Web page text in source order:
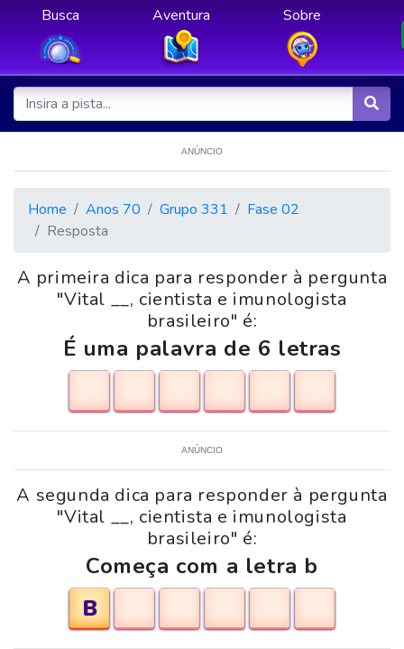
Busca Aventura Sobre
ANÚNCIO
Home Anos 70 Grupo 331
Fase 02
Resposta
A primeira dica para responder à pergunta
"Vital __, cientista e imunologista
brasileiro" é:
É uma palavra de 6 letras
ANÚNCIO
A segunda dica para responder à pergunta
"Vital __, cientista e imunologista
brasileiro" é:
Começa com a letra b
B